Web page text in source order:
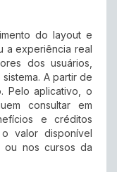
do layout e
a experiência real
dos usuários,
A partir de
Pelo aplicativo, o
consultar em
e créditos
o valor disponível
ou nos cursos da